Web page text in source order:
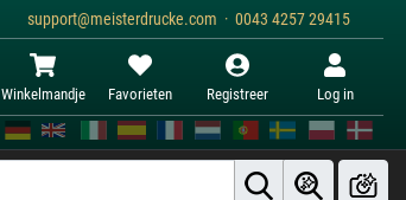
support@meisterdrucke.com · 0043 4257 29415
Winkelmandje Favorieten Registreer Log in